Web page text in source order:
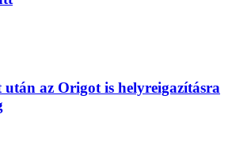
után az Origot is helyreigazításra